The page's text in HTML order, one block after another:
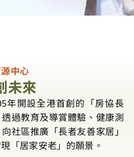
中心
未來
年開設全港首創的「房協長
過教育及導賞體驗、健康測
社區推廣「長者友善家居」
「居家安老」的願景。